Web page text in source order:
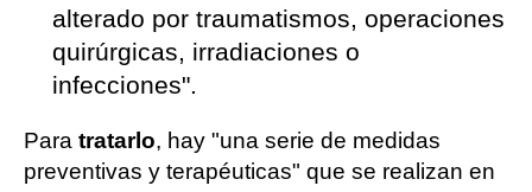
alterado por traumatismos, operaciones
quirúrgicas, irradiaciones o
infecciones".
Para tratarlo, hay "una serie de medidas
preventivas y terapéuticas" que se realizan en